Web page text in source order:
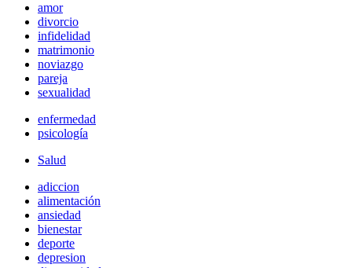
amor
divorcio
infidelidad
matrimonio
noviazgo
pareja
sexualidad
enfermedad
psicología
Salud
adiccion
alimentación
ansiedad
bienestar
deporte
depresion